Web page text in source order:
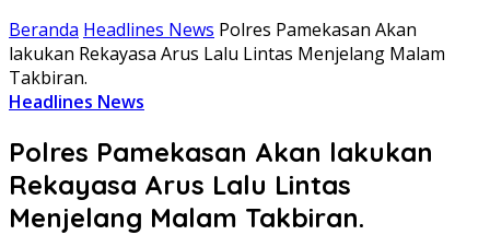
Beranda Headlines News Polres Pamekasan Akan
lakukan Rekayasa Arus Lalu Lintas Menjelang Malam
Takbiran.
Headlines News
Polres Pamekasan Akan lakukan
Rekayasa Arus Lalu Lintas
Menjelang Malam Takbiran.